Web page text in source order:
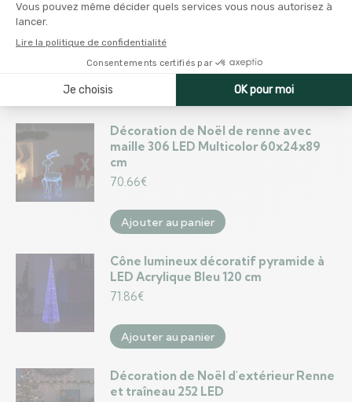
Renne de décoration de Noël 90 LED
65.86€
Décoration de Noël de renne avec
maille 306 LED Multicolor 60x24x89
cm
70.66€
Ajouter au panier
Cône lumineux décoratif pyramide à
LED Acrylique Bleu 120 cm
71.86€
Ajouter au panier
Décoration de Noël d'extérieur Renne
et traîneau 252 LED